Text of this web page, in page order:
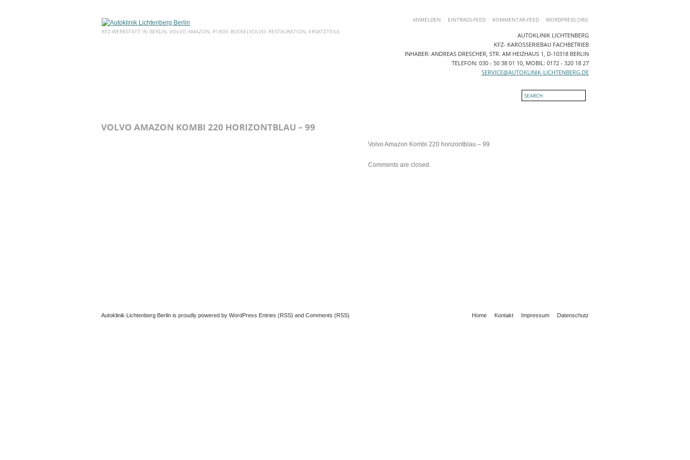
KFZ-WERKSTATT IN BERLIN, VOLVO AMAZON, P1800, BUCKELVOLVO, RESTAURATION, ERSATZTEILE
ANMELDEN EINTRAGS-FEED KOMMENTAR-FEED WORDPRESS.ORG
AUTOKLINIK LICHTENBERG
KFZ- KAROSSERIEBAU FACHBETRIEB
INHABER: ANDREAS DRESCHER, STR. AM HEIZHAUS 1, D-10318 BERLIN
TELEFON: 030 - 50 38 01 10, MOBIL: 0172 - 320 18 27
SERVICE@AUTOKLINIK-LICHTENBERG.DE
VOLVO AMAZON KOMBI 220 HORIZONTBLAU – 99
Volvo Amazon Kombi 220 horizontblau – 99
Comments are closed.
Home Kontakt Impressum Datenschutz
Autoklinik Lichtenberg Berlin is proudly powered by WordPress Entries (RSS) and Comments (RSS)